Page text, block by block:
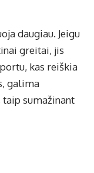
daugiau. Jeigu
greitai, jis
kas reiškia
galima
sumažinant